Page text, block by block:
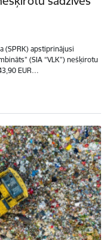
(SPRK) apstiprinājusi
(SIA “VLK”) nešķirotu
EUR…